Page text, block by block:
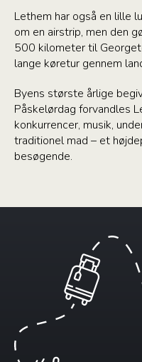
Lethem har også en lille
om en airstrip, men den
500 kilometer til
lange køretur gennem
Byens største årlige
Påskelørdag forvandles
konkurrencer, musik,
traditionel mad – et
besøgende.